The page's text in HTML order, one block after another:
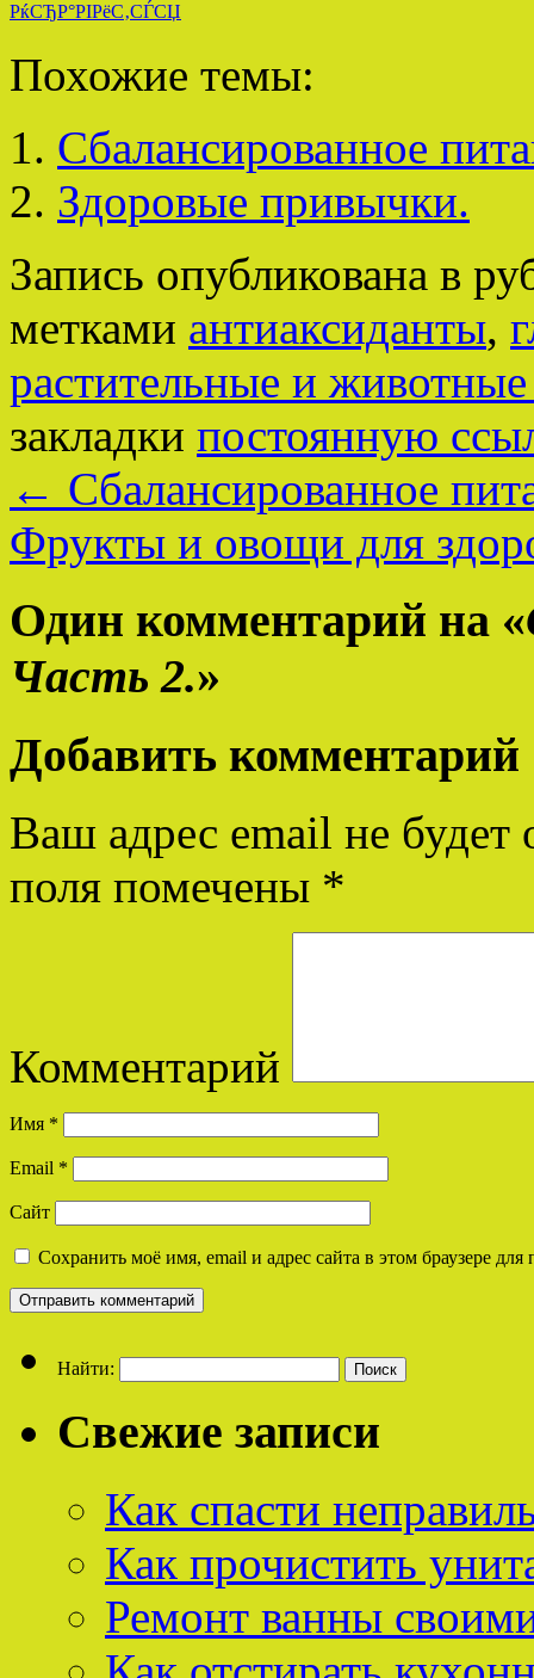
РќСЂР°РІРёС‚СЃСЏ
Похожие темы:
Сбалансированное
Здоровые привычки.
Запись опубликована в
метками антиаксиданты,
растительные и
закладки постоянную
← Сбалансированное
Фрукты и овощи для
Один комментарий на «
Часть 2.»
Добавить комментарий
Ваш адрес email не будет
поля помечены *
Комментарий
Имя *
Email *
Сайт
Сохранить моё имя, email и адрес сайта в этом браузере
Найти:
Свежие записи
Как спасти
Как прочистить
Ремонт ванны